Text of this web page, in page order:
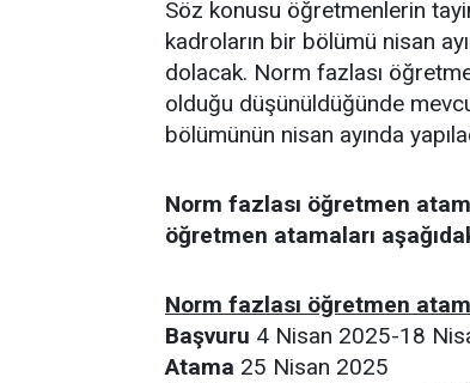
Söz konusu öğretmenlerin
kadroların bir bölümü nisan
dolacak. Norm fazlası
olduğu düşünüldüğünde
bölümünün nisan ayında
Norm fazlası öğretmen
öğretmen atamaları
Norm fazlası öğretmen
Başvuru 4 Nisan 2025-18
Atama 25 Nisan 2025